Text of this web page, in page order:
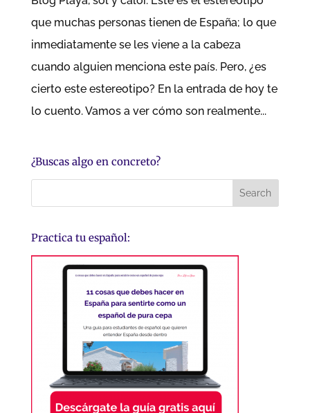
que muchas personas tienen de España; lo que
inmediatamente se les viene a la cabeza
cuando alguien menciona este país. Pero, ¿es
cierto este estereotipo? En la entrada de hoy te
lo cuento. Vamos a ver cómo son realmente...
¿Buscas algo en concreto?
Practica tu español: